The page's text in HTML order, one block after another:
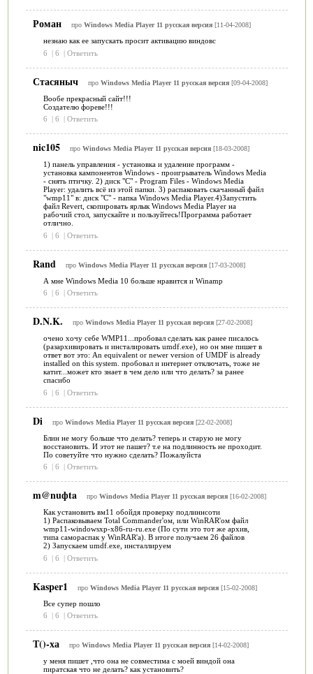
Роман про Windows Media Player 11 русская версия[11-04-2008]
незнаю как ее запускать просит активацию виндовс
6
| 6 | Ответить
Стасяныч про Windows Media Player 11 русская версия[09-04-2008]
Вообе прекрасный сайт!!!
Создателю фореве!!!
6
| 6 | Ответить
nic105 про Windows Media Player 11 русская версия[18-03-2008]
1) панель управления - установка и удаление программ -
установка кампонентов Windows - проигрыватель Windows Media
- снять птичку. 2) диск "С" - Program Files - Windows Media
Player: удалить всё из этой папки. 3) распаковать скачанный файл
"wmp11" в: диск "С" - папка Windows Media Player.4)Запустить
файл Revert, скопировать ярлык Windows Media Player на
рабочий стол, запускайте и пользуйтесь!Программа работает
отлично.
6
| 6 | Ответить
Rand про Windows Media Player 11 русская версия[17-03-2008]
А мне Windows Media 10 больше нравится и Winamp
6
| 6 | Ответить
D.N.K. про Windows Media Player 11 русская версия[27-02-2008]
очено хочу себе WMP11...пробовал сделать как ранее писалось
(разархивировать и инсталировать umdf.exe), но он мне пишет в
ответ вот это: An equivalent or newer version of UMDF is already
installed on this system. пробовал и интернет отключать, тоже не
катит...может кто знает в чем дело или что делать? за ранее
спасибо
6
| 6 | Ответить
Di про Windows Media Player 11 русская версия[22-02-2008]
Блин не могу больше что делать? теперь и старую не могу
восстановить. И этот не пашет? т.е на подлинность не проходит.
По советуйте что нужно сделать? Пожалуйста
6
| 6 | Ответить
m@nuфta про Windows Media Player 11 русская версия[16-02-2008]
Как установить вм11 обойдя проверку подлиннсоти
1) Распаковываем Total Commander'ом, или WinRAR'ом файл
wmp11-windowsxp-x86-ru-ru.exe (По сути это тот же архив,
типа самораспак у WinRAR'а). В итоге получаем 26 файлов
2) Запускаем umdf.exe, инсталлируем
6
| 6 | Ответить
Kasper1 про Windows Media Player 11 русская версия[15-02-2008]
Все супер пошло
6
| 6 | Ответить
Т()-ха про Windows Media Player 11 русская версия[14-02-2008]
у меня пишет ,что она не совместима с моей виндой она
пиратская что не делать? как установить?